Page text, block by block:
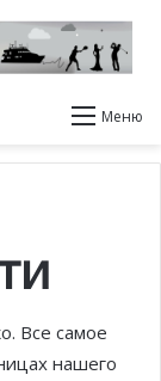
Меню
Все самое
нашего